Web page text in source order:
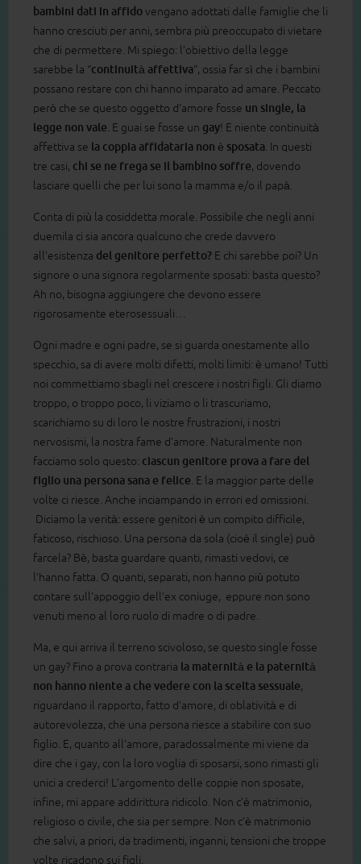
bambini dati in affidovengano adottati dalle famiglie che li
hanno cresciuti per anni, sembra più preoccupato di vietare
che di permettere. Mi spiego: l’obiettivo della legge
sarebbe la “continuità affettiva”, ossia far sì che i bambini
possano restare con chi hanno imparato ad amare. Peccato
però che se questo oggetto d’amore fosse un single, la
legge non vale . E guai se fosse un gay! E niente continuità
affettiva se la coppia affidataria non è sposata . In questi
tre casi, chi se ne frega se il bambino soffre, dovendo
lasciare quelli che per lui sono la mamma e/o il papà.
Conta di più la cosiddetta morale. Possibile che negli anni
duemila ci sia ancora qualcuno che crede davvero
all’esistenza del genitore perfetto? E chi sarebbe poi? Un
signore o una signora regolarmente sposati: basta questo?
Ah no, bisogna aggiungere che devono essere
rigorosamente eterosessuali…
Ogni madre e ogni padre, se si guarda onestamente allo
specchio, sa di avere molti difetti, molti limiti: è umano! Tutti
noi commettiamo sbagli nel crescere i nostri figli. Gli diamo
troppo, o troppo poco, li viziamo o li trascuriamo,
scarichiamo su di loro le nostre frustrazioni, i nostri
nervosismi, la nostra fame d’amore. Naturalmente non
facciamo solo questo: ciascun genitore prova a fare del
figlio una persona sana e felice . E la maggior parte delle
volte ci riesce. Anche inciampando in errori ed omissioni.
Diciamo la verità: essere genitori è un compito difficile,
faticoso, rischioso. Una persona da sola (cioè il single) può
farcela? Bè, basta guardare quanti, rimasti vedovi, ce
l’hanno fatta. O quanti, separati, non hanno più potuto
contare sull’appoggio dell’ex coniuge, eppure non sono
venuti meno al loro ruolo di madre o di padre.
Ma, e qui arriva il terreno scivoloso, se questo single fosse
un gay? Fino a prova contraria la maternità e la paternità
non hanno niente a che vedere con la scelta sessuale,
riguardano il rapporto, fatto d’amore, di oblatività e di
autorevolezza, che una persona riesce a stabilire con suo
figlio. E, quanto all’amore, paradossalmente mi viene da
dire che i gay, con la loro voglia di sposarsi, sono rimasti gli
unici a crederci! L’argomento delle coppie non sposate,
infine, mi appare addirittura ridicolo. Non c’è matrimonio,
religioso o civile, che sia per sempre. Non c’è matrimonio
che salvi, a priori, da tradimenti, inganni, tensioni che troppe
volte ricadono sui figli.